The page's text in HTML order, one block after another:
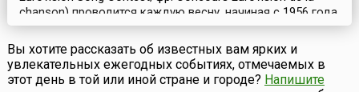
chanson) проводится каждую весну, начиная с 1956 года
в одной из стран-членов Европейского Вещательного
Союза. С 1995 года это событие происходит в мае
месяце, а предшествующие конкурсы проводились как в
мае, так и в марте, и апреле.В 2026 году первый и второй
полуфиналы состоятся 12 и 14 мая, а...
Вы хотите рассказать об известных вам ярких и
увлекательных ежегодных событиях, отмечаемых в
этот день в той или иной стране и городе? Напишите